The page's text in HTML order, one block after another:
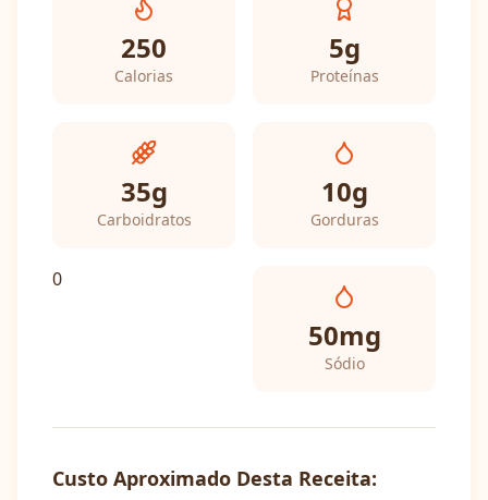
250
Calorias
5g
Proteínas
35g
Carboidratos
10g
Gorduras
0
50mg
Sódio
Custo Aproximado Desta Receita: